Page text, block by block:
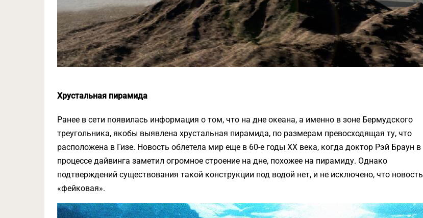
Хрустальная пирамида
Ранее в сети появилась информация о том, что на дне океана, а именно в зоне Бермудского
треугольника, якобы выявлена хрустальная пирамида, по размерам превосходящая ту, что
расположена в Гизе. Новость облетела мир еще в 60-е годы XX века, когда доктор Рэй Браун в
процессе дайвинга заметил огромное строение на дне, похожее на пирамиду. Однако
подтверждений существования такой конструкции под водой нет, и не исключено, что новость
«фейковая».